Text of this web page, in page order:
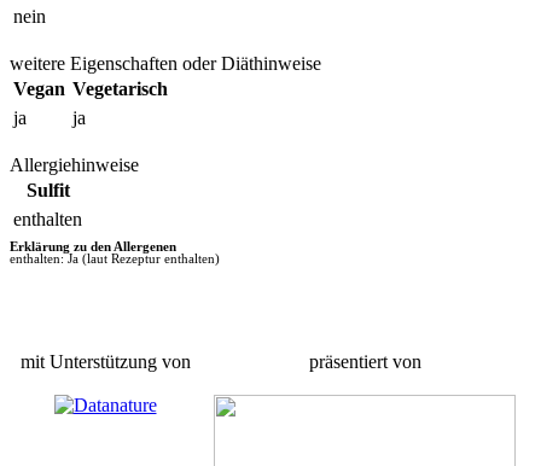
nein
weitere Eigenschaften oder Diäthinweise
Vegan
ja
Vegetarisch
ja
Allergiehinweise
Sulfit
enthalten
Erklärung zu den Allergenen
enthalten: Ja (laut Rezeptur enthalten)
mit Unterstützung von präsentiert von